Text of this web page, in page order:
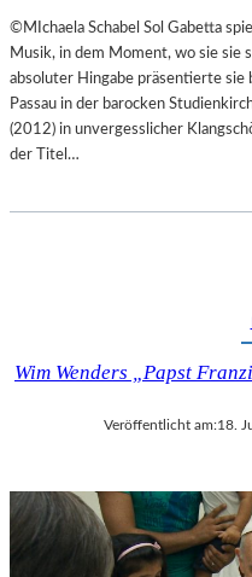
©MIchaela Schabel Sol Gabetta
Musik, in dem Moment, wo sie
absoluter Hingabe präsentierte sie
Passau in der barocken
(2012) in unvergesslicher
der Titel…
Wim Wenders „Papst
Veröffentlicht am:18.